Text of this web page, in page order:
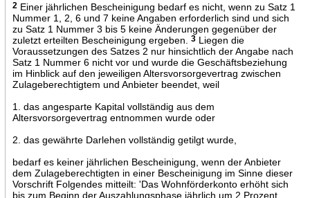
2Einer jährlichen Bescheinigung bedarf es nicht, wenn zu Satz 1
Nummer 1, 2, 6 und 7 keine Angaben erforderlich sind und sich
zu Satz 1 Nummer 3 bis 5 keine Änderungen gegenüber der
zuletzt erteilten Bescheinigung ergeben.
3Liegen die
Voraussetzungen des Satzes 2 nur hinsichtlich der Angabe nach
Satz 1 Nummer 6 nicht vor und wurde die Geschäftsbeziehung
im Hinblick auf den jeweiligen Altersvorsorgevertrag zwischen
Zulageberechtigtem und Anbieter beendet, weil
1. das angesparte Kapital vollständig aus dem
Altersvorsorgevertrag entnommen wurde oder
2. das gewährte Darlehen vollständig getilgt wurde,
bedarf es keiner jährlichen Bescheinigung, wenn der Anbieter
dem Zulageberechtigten in einer Bescheinigung im Sinne dieser
Vorschrift Folgendes mitteilt: 'Das Wohnförderkonto erhöht sich
bis zum Beginn der Auszahlungsphase jährlich um 2 Prozent,